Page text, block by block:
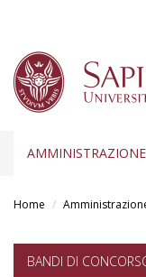
Home
BANDI DI